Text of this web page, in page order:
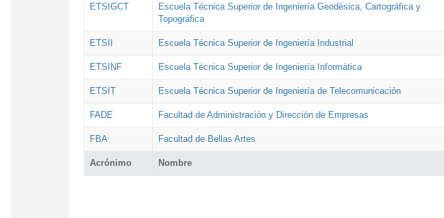
Acrónimo Nombre
ETSIGCT
Escuela Técnica Superior de Ingeniería Geodésica, Cartográfica y
Topográfica
ETSII Escuela Técnica Superior de Ingeniería Industrial
ETSINF Escuela Técnica Superior de Ingeniería Informática
ETSIT Escuela Técnica Superior de Ingeniería de Telecomunicación
FADE Facultad de Administración y Dirección de Empresas
FBA Facultad de Bellas Artes